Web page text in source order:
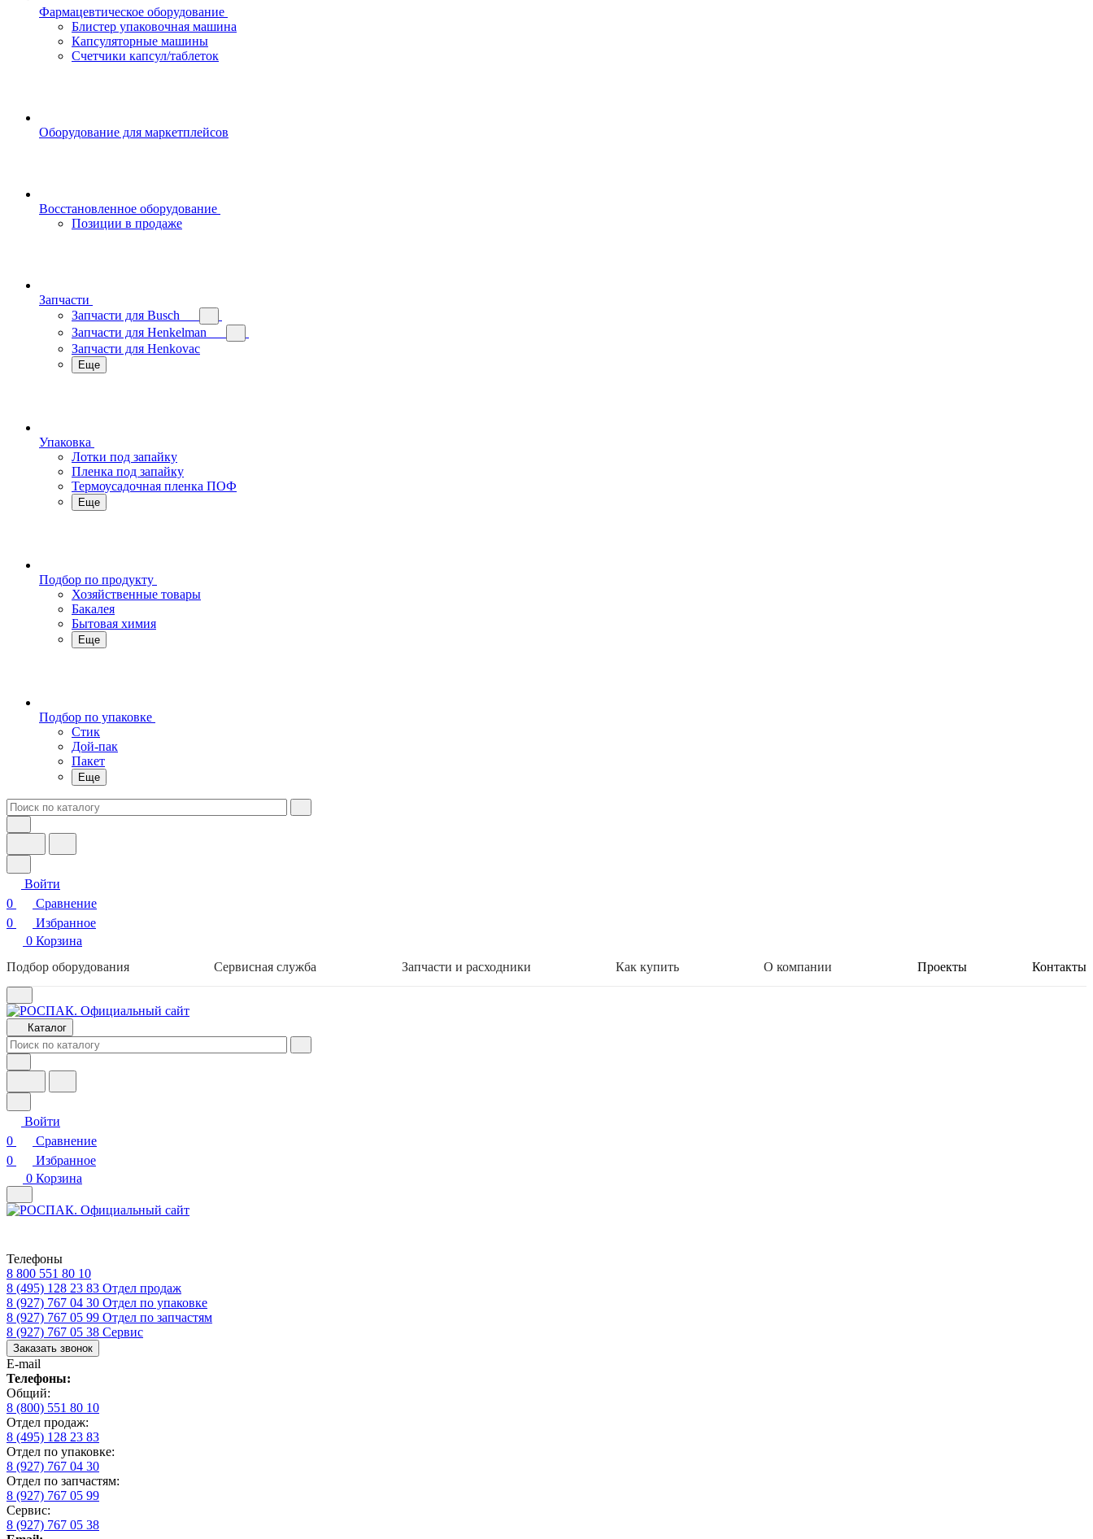
Фармацевтическое оборудование
Блистер упаковочная машина
Капсуляторные машины
Счетчики капсул/таблеток
Оборудование для маркетплейсов
Восстановленное оборудование
Позиции в продаже
Запчасти
Запчасти для Busch
Запчасти для Henkelman
Запчасти для Henkovac
Еще
Упаковка
Лотки под запайку
Пленка под запайку
Термоусадочная пленка ПОФ
Еще
Подбор по продукту
Хозяйственные товары
Бакалея
Бытовая химия
Еще
Подбор по упаковке
Стик
Дой-пак
Пакет
Еще
Войти
0
Сравнение
0
Избранное
0 Корзина
Подбор оборудования
Сервисная служба Запчасти и расходники Как купить О компании Проекты Контакты
Каталог
Войти
0
Сравнение
0
Избранное
0 Корзина
Телефоны
8 800 551 80 10
8 (495) 128 23 83 Отдел продаж
8 (927) 767 04 30 Отдел по упаковке
8 (927) 767 05 99 Отдел по запчастям
8 (927) 767 05 38 Сервис
Заказать звонок
E-mail
Телефоны:
Общий:
8 (800) 551 80 10
Отдел продаж:
8 (495) 128 23 83
Отдел по упаковке:
8 (927) 767 04 30
Отдел по запчастям:
8 (927) 767 05 99
Сервис:
8 (927) 767 05 38